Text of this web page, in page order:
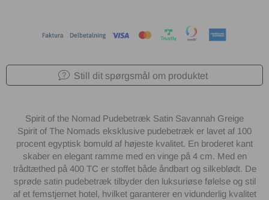
Still dit spørgsmål om produktet
Spirit of the Nomad Pudebetræk Satin Savannah Greige
Spirit of The Nomads eksklusive pudebetræk er lavet af 100
procent egyptisk bomuld af højeste kvalitet. En broderet kant
skaber en elegant ramme med en vinge på 4 cm. Med en
trådtæthed på 400 TC er stoffet både åndbart og silkeblødt. De
sprøde satin pudebetræk tilbyder den luksuriøse følelse og stil
af et femstjernet hotel, hvilket garanterer en vidunderlig kvalitet